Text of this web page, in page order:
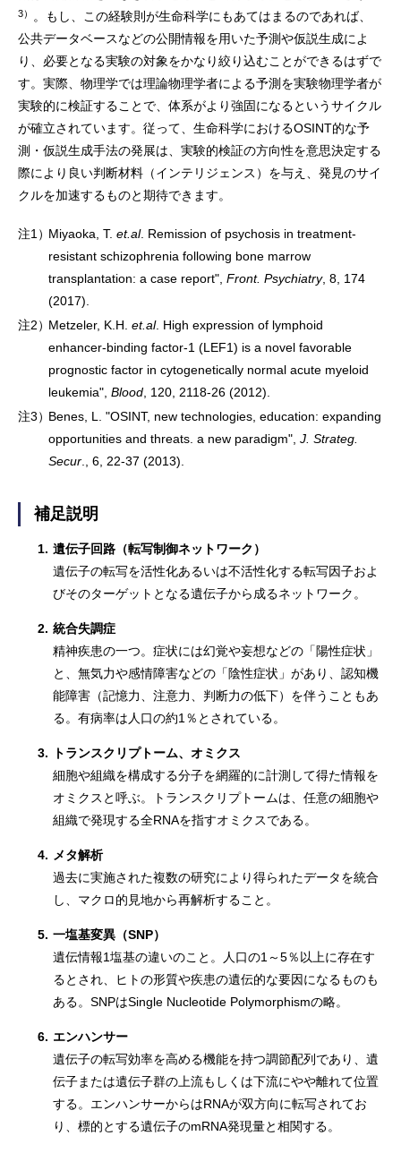
3） 。もし、この経験則が生命科学にもあてはまるのであれば、
公共データベースなどの公開情報を用いた予測や仮説生成によ
り、必要となる実験の対象をかなり絞り込むことができるはずで
す。実際、物理学では理論物理学者による予測を実験物理学者が
実験的に検証することで、体系がより強固になるというサイクル
が確立されています。従って、生命科学におけるOSINT的な予
測・仮説生成手法の発展は、実験的検証の方向性を意思決定する
際により良い判断材料（インテリジェンス）を与え、発見のサイ
クルを加速するものと期待できます。
注1）Miyaoka, T. et.al. Remission of psychosis in treatment-
resistant schizophrenia following bone marrow
transplantation: a case report", Front. Psychiatry, 8, 174
(2017).
注2）Metzeler, K.H. et.al. High expression of lymphoid
enhancer-binding factor-1 (LEF1) is a novel favorable
prognostic factor in cytogenetically normal acute myeloid
leukemia", Blood, 120, 2118-26 (2012).
注3）Benes, L. "OSINT, new technologies, education: expanding
opportunities and threats. a new paradigm", J. Strateg.
Secur., 6, 22-37 (2013).
補足説明
1. 遺伝子回路（転写制御ネットワーク）
遺伝子の転写を活性化あるいは不活性化する転写因子およ
びそのターゲットとなる遺伝子から成るネットワーク。
2. 統合失調症
精神疾患の一つ。症状には幻覚や妄想などの「陽性症状」
と、無気力や感情障害などの「陰性症状」があり、認知機
能障害（記憶力、注意力、判断力の低下）を伴うこともあ
る。有病率は人口の約1％とされている。
3.
トランスクリプトーム、オミクス
細胞や組織を構成する分子を網羅的に計測して得た情報を
オミクスと呼ぶ。トランスクリプトームは、任意の細胞や
組織で発現する全RNAを指すオミクスである。
4. メタ解析
過去に実施された複数の研究により得られたデータを統合
し、マクロ的見地から再解析すること。
5. 一塩基変異（SNP）
遺伝情報1塩基の違いのこと。人口の1～5％以上に存在す
るとされ、ヒトの形質や疾患の遺伝的な要因になるものも
ある。SNPはSingle Nucleotide Polymorphismの略。
6. エンハンサー
遺伝子の転写効率を高める機能を持つ調節配列であり、遺
伝子または遺伝子群の上流もしくは下流にやや離れて位置
する。エンハンサーからはRNAが双方向に転写されてお
り、標的とする遺伝子のmRNA発現量と相関する。